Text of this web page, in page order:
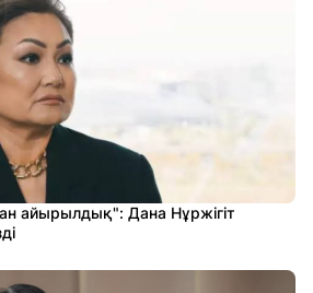
айырылдық": Дана Нұржігіт